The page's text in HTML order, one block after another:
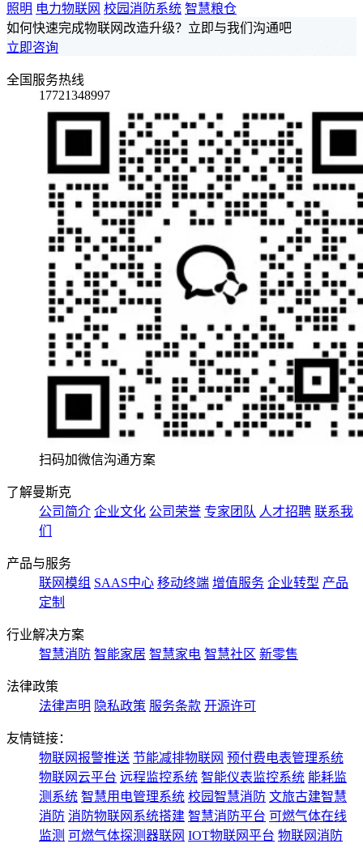
照明 电力物联网 校园消防系统 智慧粮仓
如何快速完成物联网改造升级？立即与我们沟通吧
立即咨询
全国服务热线
17721348997
扫码加微信沟通方案
了解曼斯克
公司简介 企业文化 公司荣誉 专家团队 人才招聘 联系我
们
产品与服务
联网模组 SAAS中心 移动终端 增值服务 企业转型 产品
定制
行业解决方案
智慧消防 智能家居 智慧家电 智慧社区 新零售
法律政策
法律声明 隐私政策 服务条款 开源许可
友情链接：
物联网报警推送 节能减排物联网 预付费电表管理系统
物联网云平台 远程监控系统 智能仪表监控系统 能耗监
测系统 智慧用电管理系统 校园智慧消防 文旅古建智慧
消防 消防物联网系统搭建 智慧消防平台 可燃气体在线
监测 可燃气体探测器联网 IOT物联网平台 物联网消防